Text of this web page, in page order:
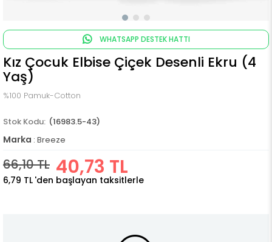
WHATSAPP DESTEK HATTI
Kız Çocuk Elbise Çiçek Desenli Ekru (4
Yaş)
%100 Pamuk-Cotton
(16983.5-43)
Marka : Breeze
66,10 TL 40,73 TL
6,79 TL 'den başlayan taksitlerle